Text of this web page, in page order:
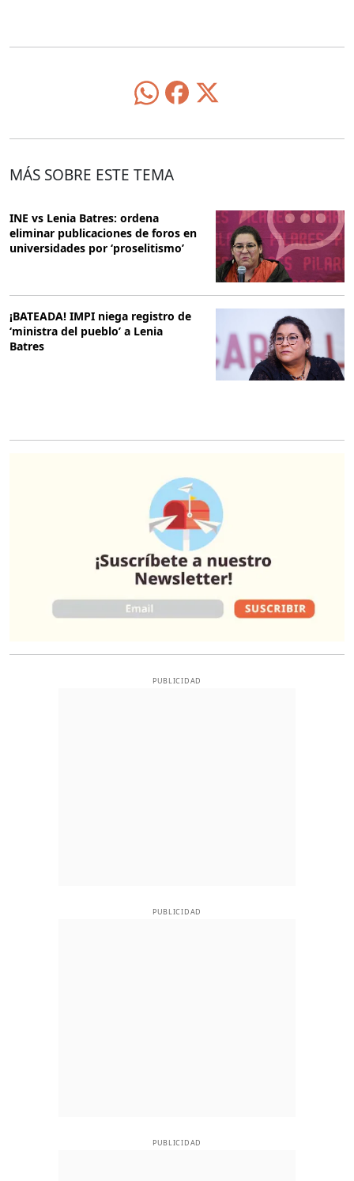
MÁS SOBRE ESTE TEMA
INE vs Lenia Batres: ordena
eliminar publicaciones de foros en
universidades por ‘proselitismo’
¡BATEADA! IMPI niega registro de
‘ministra del pueblo’ a Lenia
Batres
PUBLICIDAD
PUBLICIDAD
PUBLICIDAD